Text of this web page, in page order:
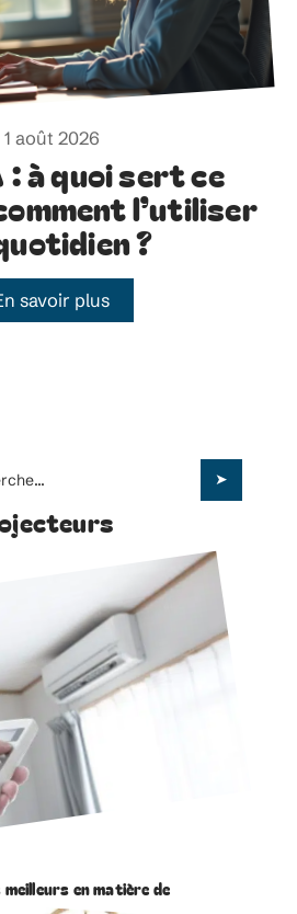
1 août 2026
: à quoi sert ce
l’utiliser
?
savoir plus
meilleurs en matière de